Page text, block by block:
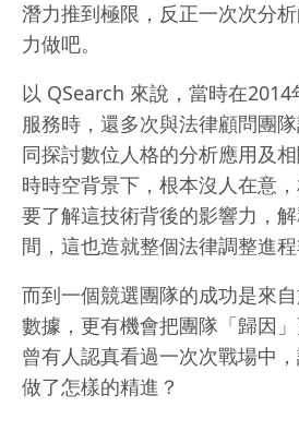
潛力推到極限，反正一次次分
力做吧。
以 QSearch 來說，當時在
服務時，還多次與法律顧問團
同探討數位人格的分析應用及
時時空背景下，根本沒人在意
要了解這技術背後的影響力，
間，這也造就整個法律調整進程
而到一個競選團隊的成功是來
數據，更有機會把團隊「歸因
曾有人認真看過一次次戰場中
做了怎樣的精進？